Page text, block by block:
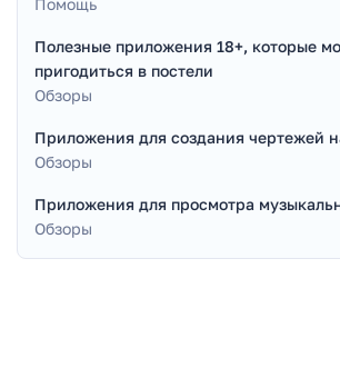
Помощь
Полезные приложения 18+, которые
пригодиться в постели
Обзоры
Приложения для создания чертежей
Обзоры
Приложения для просмотра
Обзоры